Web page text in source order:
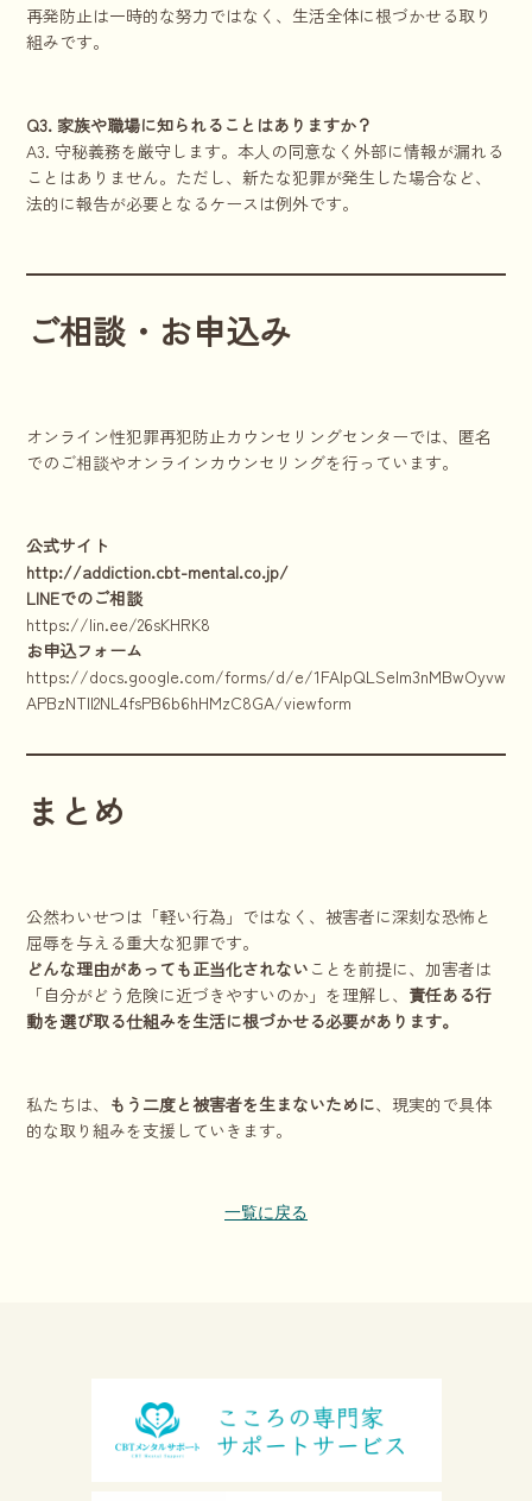
再発防止は一時的な努力ではなく、生活全体に根づかせる取り
組みです。
Q3. 家族や職場に知られることはありますか？
A3. 守秘義務を厳守します。本人の同意なく外部に情報が漏れる
ことはありません。ただし、新たな犯罪が発生した場合など、
法的に報告が必要となるケースは例外です。
ご相談・お申込み
オンライン性犯罪再犯防止カウンセリングセンターでは、匿名
でのご相談やオンラインカウンセリングを行っています。
公式サイト
http://addiction.cbt-mental.co.jp/
LINEでのご相談
https://lin.ee/26sKHRK8
お申込フォーム
https://docs.google.com/forms/d/e/
APBzNTll2NL4fsPB6b6hHMzC8GA/viewform
まとめ
公然わいせつは「軽い行為」ではなく、被害者に深刻な恐怖と
屈辱を与える重大な犯罪です。
どんな理由があっても正当化されない ことを前提に、加害者は
「自分がどう危険に近づきやすいのか」を理解し、 責任ある行
動を選び取る仕組みを生活に根づかせる必要があります。
私たちは、 もう二度と被害者を生まないために、現実的で具体
的な取り組みを支援していきます。
一覧に戻る